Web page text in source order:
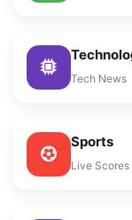
Tech News
Sports
Live Scores